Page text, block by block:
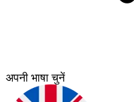
अपनी भाषा चुनें